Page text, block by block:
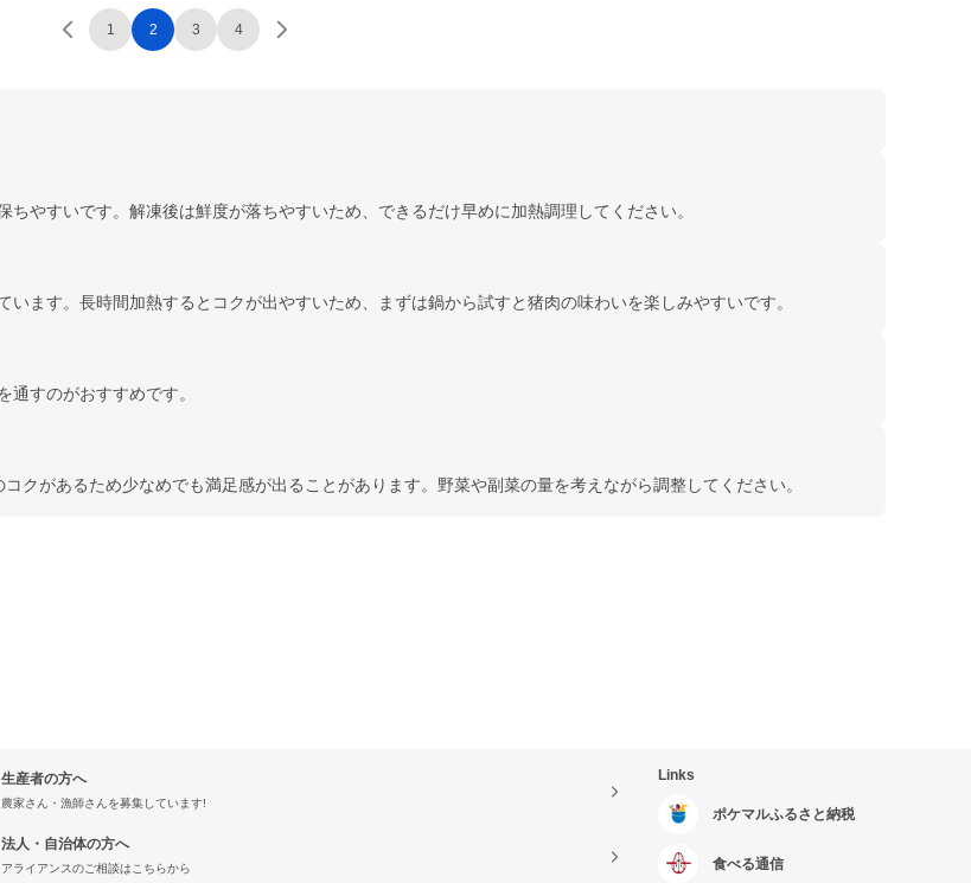
1 2 3 4
やすいです。解凍後は鮮度が落ちやすいため、できるだけ早めに加熱調理してください。
ます。長時間加熱するとコクが出やすいため、まずは鍋から試すと猪肉の味わいを楽しみやすいです。
すのがおすすめです。
クがあるため少なめでも満足感が出ることがあります。野菜や副菜の量を考えながら調整してください。
生産者の方へ
農家さん・漁師さんを募集しています!
法人・自治体の方へ
アライアンスのご相談はこちらから
Links
ポケマルふるさと納税
食べる通信